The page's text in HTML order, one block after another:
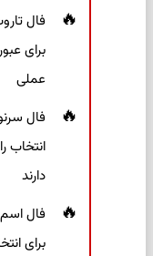
برای
عملی
انتخاب
دارند
برای